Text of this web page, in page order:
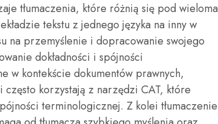
tłumaczenia, które różnią się pod wieloma
tekstu z jednego języka na inny w
na przemyślenie i dopracowanie swojego
dokładności i spójności
w kontekście dokumentów prawnych,
często korzystają z narzędzi CAT, które
terminologicznej. Z kolei tłumaczenie